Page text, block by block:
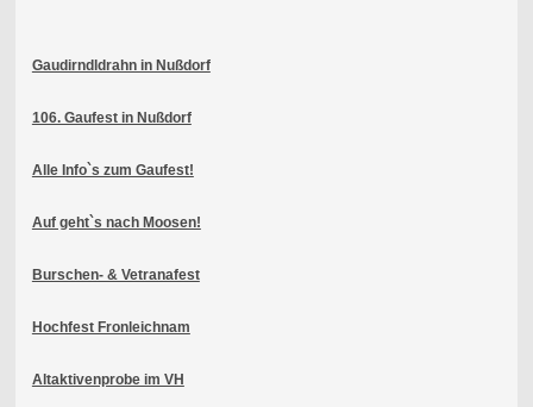
Gaudirndldrahn in Nußdorf
106. Gaufest in Nußdorf
Alle Info`s zum Gaufest!
Auf geht`s nach Moosen!
Burschen- & Vetranafest
Hochfest Fronleichnam
Altaktivenprobe im VH